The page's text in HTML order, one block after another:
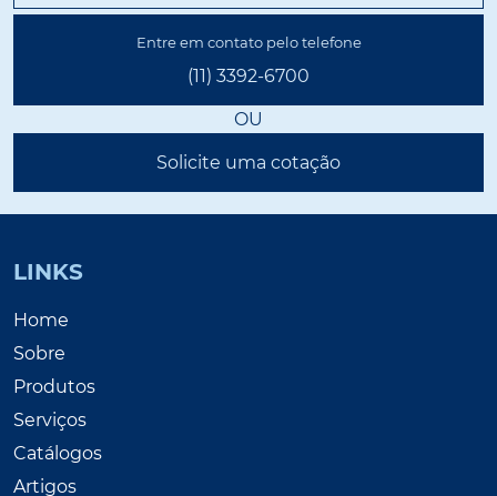
Entre em contato pelo telefone
(11) 3392-6700
OU
Solicite uma cotação
LINKS
Home
Sobre
Produtos
Serviços
Catálogos
Artigos